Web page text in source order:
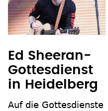
Ed Sheeran-
Gottesdienst
in Heidelberg
Auf die Gottesdienste